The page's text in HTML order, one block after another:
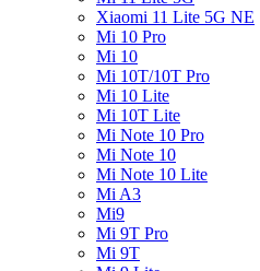
Xiaomi 11 Lite 5G NE
Mi 10 Pro
Mi 10
Mi 10T/10T Pro
Mi 10 Lite
Mi 10T Lite
Mi Note 10 Pro
Mi Note 10
Mi Note 10 Lite
Mi A3
Mi9
Mi 9T Pro
Mi 9T